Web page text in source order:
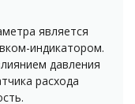
является
индикатором.
давления
расхода